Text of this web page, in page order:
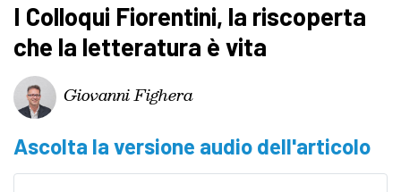
I Colloqui Fiorentini, la riscoperta
che la letteratura è vita
Giovanni Fighera
Ascolta la versione audio dell'articolo